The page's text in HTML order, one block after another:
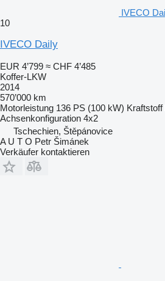
IVECO
10
IVECO Daily
EUR 4’799 ≈ CHF 4’485
Koffer-LKW
2014
570’000 km
Motorleistung 136 PS (100 kW) Kraftstoff
Achsenkonfiguration 4x2
Tschechien, Štěpánovice
A U T O Petr Šimánek
Verkäufer kontaktieren